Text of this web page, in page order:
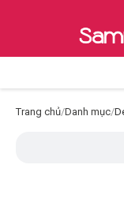
Trang chủ/Danh mục/